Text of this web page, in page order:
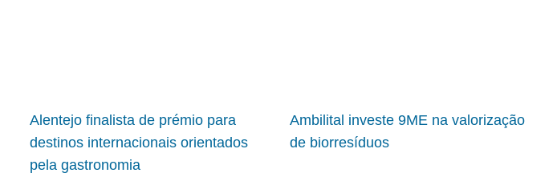
Alentejo finalista de prémio para
destinos internacionais orientados
pela gastronomia
Ambilital investe 9ME na valorização
de biorresíduos